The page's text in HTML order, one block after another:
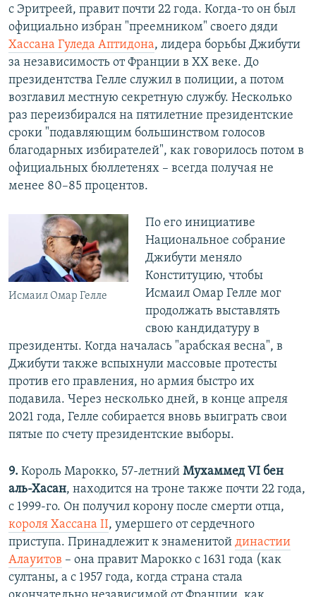
с Эритреей, правит почти 22 года. Когда-то он был
официально избран "преемником" своего дяди
Хассана Гуледа Аптидона, лидера борьбы Джибути
за независимость от Франции в XX веке. До
президентства Гелле служил в полиции, а потом
возглавил местную секретную службу. Несколько
раз переизбирался на пятилетние президентские
сроки "подавляющим большинством голосов
благодарных избирателей", как говорилось потом в
официальных бюллетенях – всегда получая не
менее 80–85 процентов.
Исмаил Омар Гелле
По его инициативе
Национальное собрание
Джибути меняло
Конституцию, чтобы
Исмаил Омар Гелле мог
продолжать выставлять
свою кандидатуру в
президенты. Когда началась "арабская весна", в
Джибути также вспыхнули массовые протесты
против его правления, но армия быстро их
подавила. Через несколько дней, в конце апреля
2021 года, Гелле собирается вновь выиграть свои
пятые по счету президентские выборы.
9. Король Марокко, 57-летний Мухаммед VI бен
аль-Хасан, находится на троне также почти 22 года,
с 1999-го. Он получил корону после смерти отца,
короля Хассана II, умершего от сердечного
приступа. Принадлежит к знаменитой династии
Алауитов – она правит Марокко с 1631 года (как
султаны, а с 1957 года, когда страна стала